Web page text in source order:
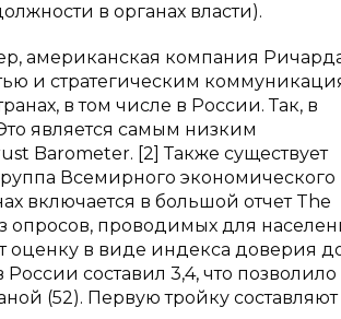
в органах власти).
американская компания
и стратегическим
в том числе в России. Так, в
является самым низким
Barometer. [2] Также существует
Всемирного экономического
включается в большой отчет The
опросов, проводимых для
оценку в виде индекса доверия
составил 3,4, что позволило
(52). Первую тройку составляют